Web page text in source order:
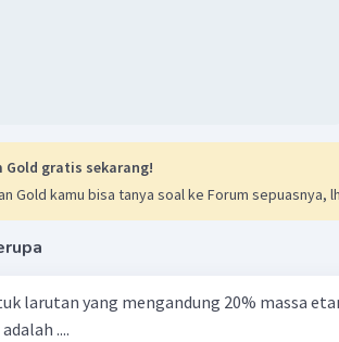
Gold gratis sekarang!
Gold kamu bisa tanya soal ke Forum sepuasnya,
larutan yang mengandung 20% massa
....